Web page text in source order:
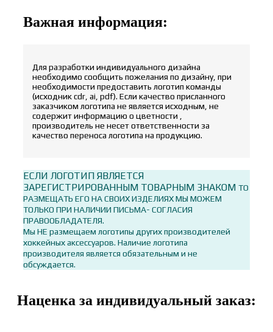
Важная информация:
Для разработки индивидуального дизайна
необходимо сообщить пожелания по дизайну, при
необходимости предоставить логотип команды
(исходник cdr, ai, pdf). Если качество присланного
заказчиком логотипа не является исходным, не
содержит информацию о цветности ,
производитель не несет ответственности за
качество переноса логотипа на продукцию.
ЕСЛИ ЛОГОТИП ЯВЛЯЕТСЯ
ЗАРЕГИСТРИРОВАННЫМ ТОВАРНЫМ ЗНАКОМ ТО
РАЗМЕЩАТЬ ЕГО НА СВОИХ ИЗДЕЛИЯХ МЫ МОЖЕМ
ТОЛЬКО ПРИ НАЛИЧИИ ПИСЬМА- СОГЛАСИЯ
ПРАВООБЛАДАТЕЛЯ.
Мы НЕ размещаем логотипы других производителей
хоккейных аксессуаров. Наличие логотипа
производителя является обязательным и не
обсуждается.
Наценка за индивидуальный заказ: